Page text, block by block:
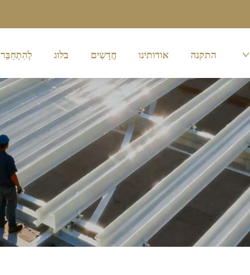
התקנה אודותינו חֲדָשִים בלוג לְהִתְחַבֵּר